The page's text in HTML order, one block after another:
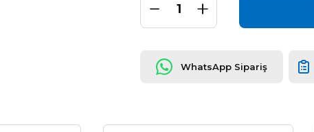
WhatsApp Sipariş